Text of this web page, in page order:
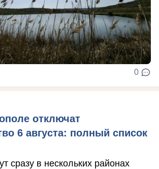
0
отключат
6 августа: полный список
сразу в нескольких районах